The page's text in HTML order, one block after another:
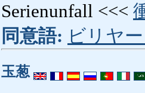
Serienunfall <<<
同意語: ビリヤ
玉葱